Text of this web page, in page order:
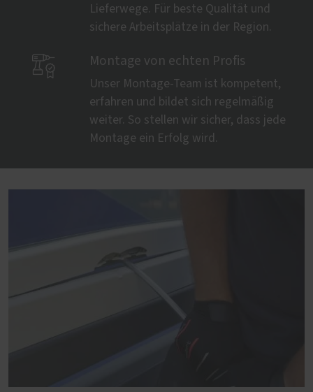
Lieferwege. Für beste Qualität und
sichere Arbeitsplätze in der Region.
 Montage von echten Profis
Unser Montage-Team ist kompetent,
erfahren und bildet sich regelmäßig
weiter. So stellen wir sicher, dass jede
Montage ein Erfolg wird.